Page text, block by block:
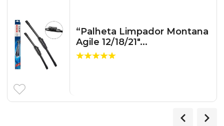
“Palheta Limpador Montana
Agile 12/18/21″...